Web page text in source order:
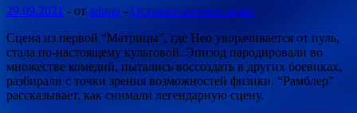
29.09.2021 - от admin - Оставьте комментарий
Сцена из первой “Матрицы”, где Нео уворачивается от пуль,
стала по-настоящему культовой. Эпизод пародировали во
множестве комедий, пытались воссоздать в других боевиках,
разбирали с точки зрения возможностей физики. “Рамблер”
рассказывает, как снимали легендарную сцену.